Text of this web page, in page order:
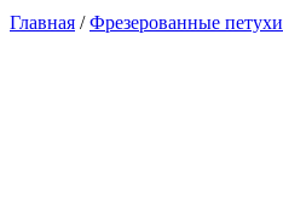
cart
Главная /Фрезерованные петухи